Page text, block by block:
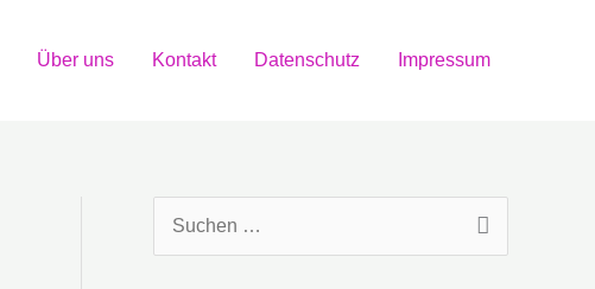
Über uns Kontakt Datenschutz Impressum